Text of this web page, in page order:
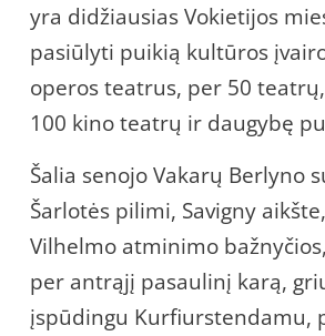
yra didžiausias Vokietijos
pasiūlyti puikią kultūros
operos teatrus, per 50
100 kino teatrų ir daugybę
Šalia senojo Vakarų Berlyno
Šarlotės pilimi, Savigny
Vilhelmo atminimo
per antrąjį pasaulinį karą,
įspūdingu Kurfiurstendamu,